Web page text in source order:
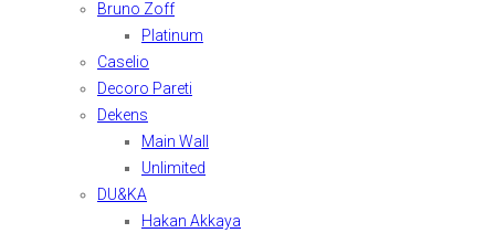
Bruno Zoff
Platinum
Caselio
Decoro Pareti
Dekens
Main Wall
Unlimited
DU&KA
Hakan Akkaya